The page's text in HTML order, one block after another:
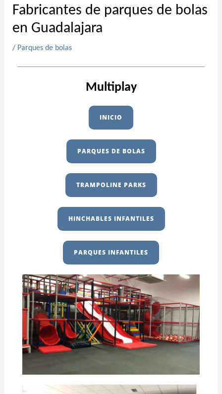
Fabricantes de parques de bolas
en Guadalajara
/ Parques de bolas
Multiplay
INICIO
PARQUES DE BOLAS
TRAMPOLINE PARKS
HINCHABLES INFANTILES
PARQUES INFANTILES